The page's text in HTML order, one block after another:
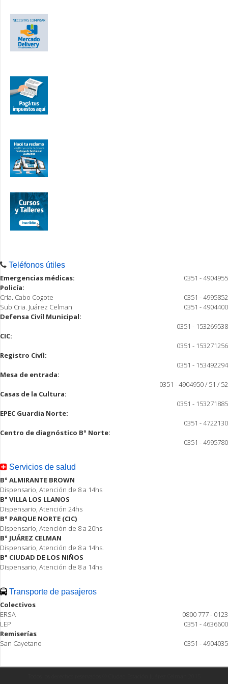
Teléfonos útiles
Emergencias médicas:
0351 - 4904955
Policía:
Cria. Cabo Cogote
0351 - 4995852
Sub Cria. Juárez Celman
0351 - 4904400
Defensa Civíl Municipal:
0351 - 153269538
CIC:
0351 - 153271256
Registro Civíl:
0351 - 153492294
Mesa de entrada:
0351 - 4904950 / 51 / 52
Casas de la Cultura:
0351 - 153271885
EPEC Guardia Norte:
0351 - 4722130
Centro de diagnóstico B° Norte:
0351 - 4995780
Servicios de salud
B° ALMIRANTE BROWN
Dispensario, Atención de 8 a 14hs
B° VILLA LOS LLANOS
Dispensario, Atención 24hs
B° PARQUE NORTE (CIC)
Dispensario, Atención de 8 a 20hs
B° JUÁREZ CELMAN
Dispensario, Atención de 8 a 14hs.
B° CIUDAD DE LOS NIÑOS
Dispensario, Atención de 8 a 14hs
Transporte de pasajeros
Colectivos
ERSA
0800 777 - 0123
LEP
0351 - 4636600
Remiserías
San Cayetano
0351 - 4904035